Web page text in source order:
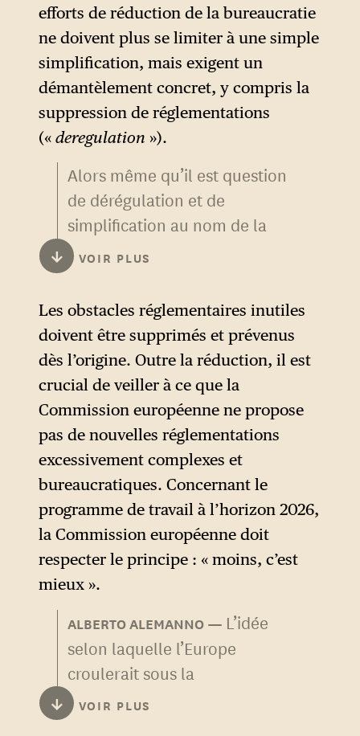
efforts de réduction de la bureaucratie
ne doivent plus se limiter à une simple
simplification, mais exigent un
démantèlement concret, y compris la
suppression de réglementations
(« deregulation »).
Alors même qu’il est question
de dérégulation et de
simplification au nom de la
compétitivité, le rapport
Draghi n’est pas mentionné
par le groupe CDU/CSU. À
l’occasion d’unelaudatio
prononcée pour la remise du
Prix Charlemagne à l’ancien
président de la BCE la
semaine dernière, le
chancelier allemand Friedrich
Merz avait été très clair sur le
fait que s’il partageait les
diagnostics du rapport, il
entendait bien que sa mise en
œuvre soit alignée sur les
intérêts allemands,
notamment en s’opposant à
tout nouvel emprunt commun
au niveau de l’Union pour
répondre aux investissements
structurels préconisés par
↓ VOIR PLUS
Les obstacles réglementaires inutiles
doivent être supprimés et prévenus
dès l’origine. Outre la réduction, il est
crucial de veiller à ce que la
Commission européenne ne propose
pas de nouvelles réglementations
excessivement complexes et
bureaucratiques. Concernant le
programme de travail à l’horizon 2026,
la Commission européenne doit
respecter le principe : « moins, c’est
mieux ».
ALBERTO ALEMANNO
L’idée
selon laquelle l’Europe
croulerait sous la
réglementation est désormais
largement partagée dans les
↓ VOIR PLUS